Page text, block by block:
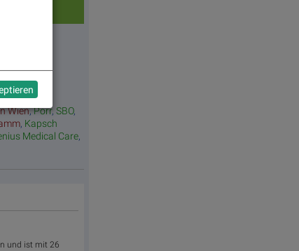
Wien,Porr,SBO,
, Kapsch
Medical Care,
und ist mit 26